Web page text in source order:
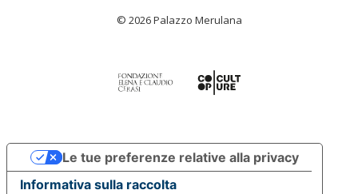
© 2026 Palazzo Merulana
Informativa sulla raccolta
Le tue preferenze relative alla privacy